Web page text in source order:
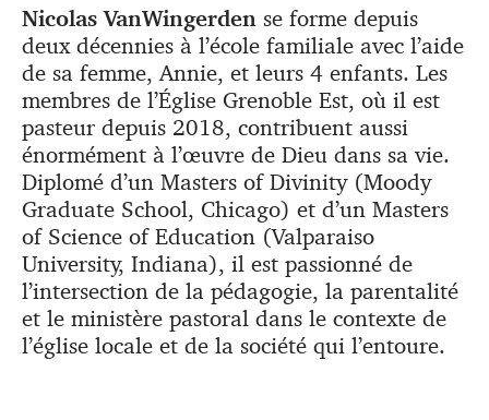
Nicolas VanWingerden se forme depuis
deux décennies à l’école familiale avec l’aide
de sa femme, Annie, et leurs 4 enfants. Les
membres de l’Église Grenoble Est, où il est
pasteur depuis 2018, contribuent aussi
énormément à l’œuvre de Dieu dans sa vie.
Diplomé d’un Masters of Divinity (Moody
Graduate School, Chicago) et d’un Masters
of Science of Education (Valparaiso
University, Indiana), il est passionné de
l’intersection de la pédagogie, la parentalité
et le ministère pastoral dans le contexte de
l’église locale et de la société qui l’entoure.